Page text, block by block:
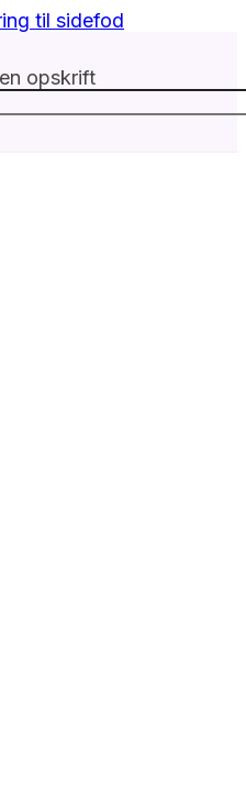
til sidefod
opskrift